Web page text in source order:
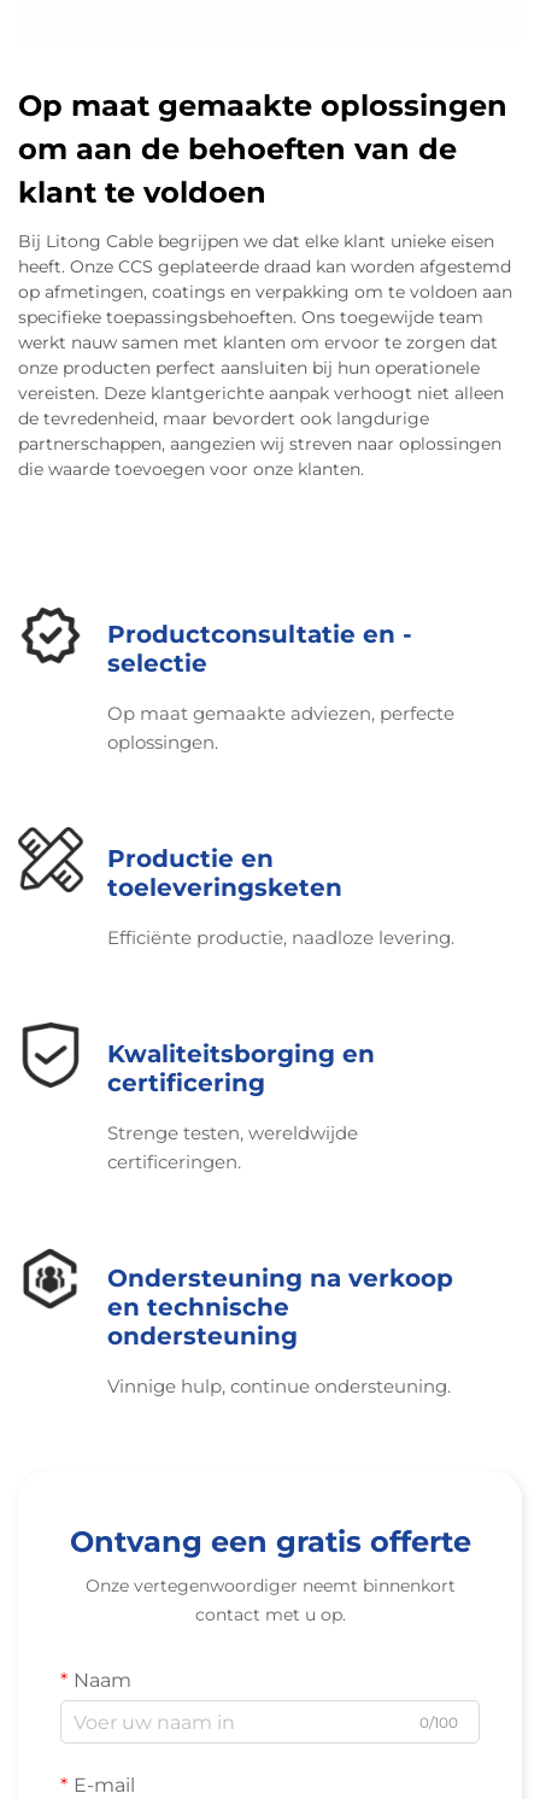
Op maat gemaakte oplossingen
om aan de behoeften van de
klant te voldoen
Bij Litong Cable begrijpen we dat elke klant unieke eisen
heeft. Onze CCS geplateerde draad kan worden afgestemd
op afmetingen, coatings en verpakking om te voldoen aan
specifieke toepassingsbehoeften. Ons toegewijde team
werkt nauw samen met klanten om ervoor te zorgen dat
onze producten perfect aansluiten bij hun operationele
vereisten. Deze klantgerichte aanpak verhoogt niet alleen
de tevredenheid, maar bevordert ook langdurige
partnerschappen, aangezien wij streven naar oplossingen
die waarde toevoegen voor onze klanten.
Productconsultatie en -
selectie
Op maat gemaakte adviezen, perfecte
oplossingen.
Productie en
toeleveringsketen
Efficiënte productie, naadloze levering.
Kwaliteitsborging en
certificering
Strenge testen, wereldwijde
certificeringen.
Ondersteuning na verkoop
en technische
ondersteuning
Vinnige hulp, continue ondersteuning.
Ontvang een gratis offerte
Onze vertegenwoordiger neemt binnenkort
contact met u op.
Naam
0/100
E-mail